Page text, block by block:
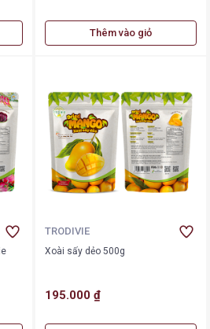
Thêm vào giỏ
TRODIVIE
Xoài sấy dẻo 500g
195.000 ₫